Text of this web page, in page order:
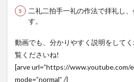
二礼二拍手一礼の作法で拝礼し
す。
動画でも、分かりやすく説明をして
覧くださいね!
[arve url=”https://www.youtube.com/
mode=”normal” /]